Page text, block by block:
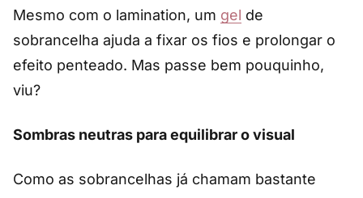
Mesmo com o lamination, um gel de
sobrancelha ajuda a fixar os fios e prolongar o
efeito penteado. Mas passe bem pouquinho,
viu?
Sombras neutras para equilibrar o visual
Como as sobrancelhas já chamam bastante